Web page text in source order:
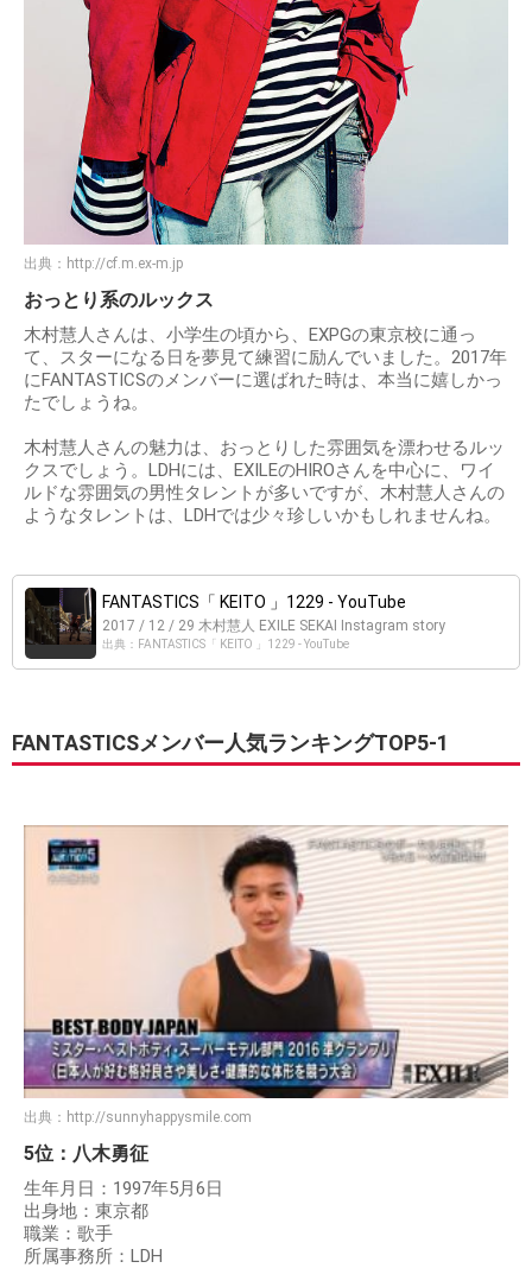
出典： http://cf.m.ex-m.jp
おっとり系のルックス
木村慧人さんは、小学生の頃から、EXPGの東京校に通っ
て、スターになる日を夢見て練習に励んでいました。2017年
にFANTASTICSのメンバーに選ばれた時は、本当に嬉しかっ
たでしょうね。
木村慧人さんの魅力は、おっとりした雰囲気を漂わせるルッ
クスでしょう。LDHには、EXILEのHIROさんを中心に、ワイ
ルドな雰囲気の男性タレントが多いですが、木村慧人さんの
ようなタレントは、LDHでは少々珍しいかもしれませんね。
FANTASTICS「 KEITO 」1229 - YouTube
2017 / 12 / 29 木村慧人 EXILE SEKAI Instagram story
出典：FANTASTICS「 KEITO 」1229 - YouTube
FANTASTICSメンバー人気ランキングTOP5-1
出典： http://sunnyhappysmile.com
5位：八木勇征
生年月日：1997年5月6日
出身地：東京都
職業：歌手
所属事務所：LDH